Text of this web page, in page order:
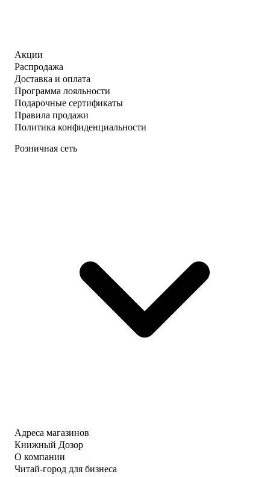
Акции
Распродажа
Доставка и оплата
Программа лояльности
Подарочные сертификаты
Правила продажи
Политика конфиденциальности
Розничная сеть
Адреса магазинов
Книжный Дозор
О компании
Читай-город для бизнеса